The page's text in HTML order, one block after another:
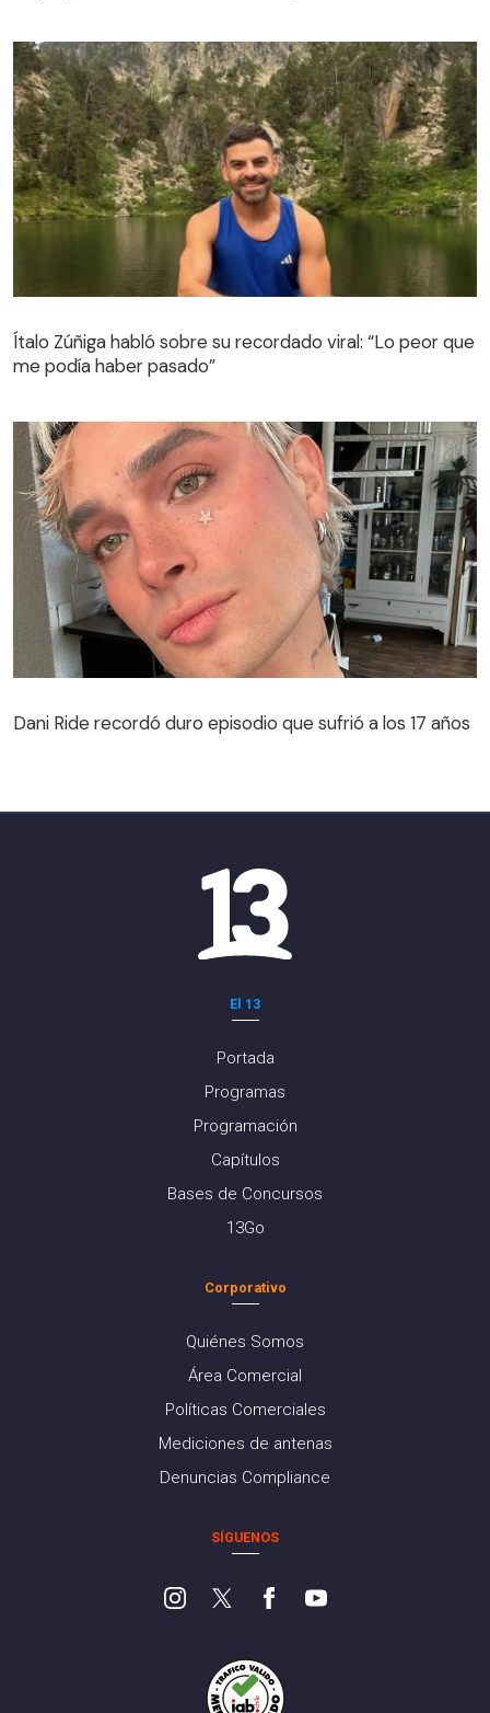
Ítalo Zúñiga habló sobre su recordado viral: “Lo peor que
me podía haber pasado”
Dani Ride recordó duro episodio que sufrió a los 17 años
El 13
Portada
Programas
Programación
Capítulos
Bases de Concursos
13Go
Corporativo
Quiénes Somos
Área Comercial
Políticas Comerciales
Mediciones de antenas
Denuncias Compliance
SÍGUENOS